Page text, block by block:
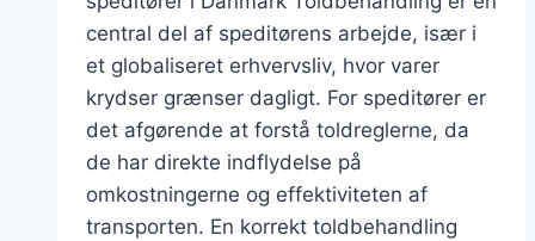
central del af speditørens arbejde, især i
et globaliseret erhvervsliv, hvor varer
krydser grænser dagligt. For speditører er
det afgørende at forstå toldreglerne, da
de har direkte indflydelse på
omkostningerne og effektiviteten af
transporten. En korrekt toldbehandling